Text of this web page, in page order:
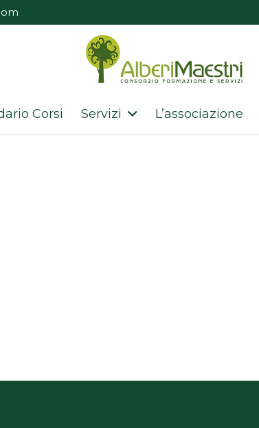
Corsi Servizi L’associazione